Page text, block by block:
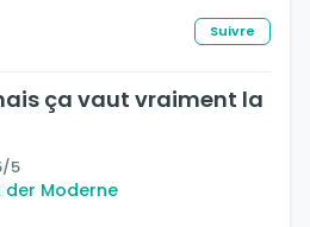
Suivre
ça vaut vraiment la
5
Moderne